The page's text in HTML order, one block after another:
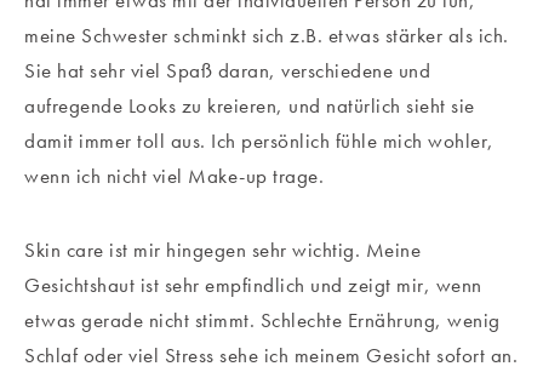
meine Schwester schminkt sich z.B. etwas stärker als ich.
Sie hat sehr viel Spaß daran, verschiedene und
aufregende Looks zu kreieren, und natürlich sieht sie
damit immer toll aus. Ich persönlich fühle mich wohler,
wenn ich nicht viel Make-up trage.
Skin care ist mir hingegen sehr wichtig. Meine
Gesichtshaut ist sehr empfindlich und zeigt mir, wenn
etwas gerade nicht stimmt. Schlechte Ernährung, wenig
Schlaf oder viel Stress sehe ich meinem Gesicht sofort an.